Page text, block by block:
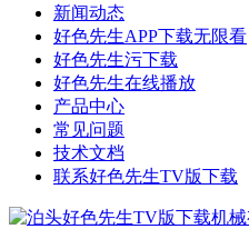
新闻动态
好色先生APP下载无限看
好色先生污下载
好色先生在线播放
产品中心
常见问题
技术文档
联系好色先生TV版下载